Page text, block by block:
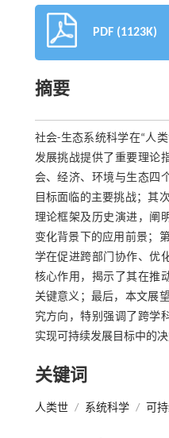
PDF (1123K)
摘要
社会-生态系统科学在“人
发展挑战提供了重要理论
会、经济、环境与生态四
目标面临的主要挑战；其
理论框架及历史演进，阐
变化背景下的应用前景；
学在促进跨部门协作、优
核心作用，揭示了其在推
关键意义；最后，本文展
究方向，特别强调了跨学
实现可持续发展目标中的决
关键词
人类世 / 系统科学 / 可